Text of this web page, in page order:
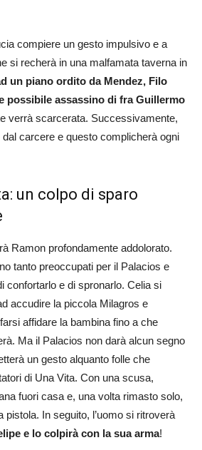
compiere un gesto impulsivo e a
si recherà in una malfamata taverna in
un piano ordito da Mendez, Filo
possibile assassino di fra Guillermo
verrà scarcerata. Successivamente,
carcere e questo complicherà ogni
un colpo di sparo
Ramon profondamente addolorato.
tanto preoccupati per il Palacios e
confortarlo e di spronarlo. Celia si
accudire la piccola Milagros e
affidare la bambina fino a che
Ma il Palacios non darà alcun segno
un gesto alquanto folle che
di Una Vita. Con una scusa,
fuori casa e, una volta rimasto solo,
pistola. In seguito, l’uomo si ritroverà
e lo colpirà con la sua arma!